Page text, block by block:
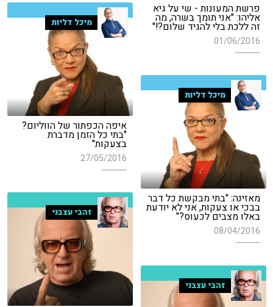
פרשת המעונות - שי על גיא
אליהו: "אני תומך בשרה, מה
זה ללכת בלי להגיד שלום?!"
01/06/2016
מיכל דליות
איפה הכפתור של הווליום?
"בתי כל הזמן מדברת
בצעקות"
27/05/2016
מיכל דליות
מאזינה: "בתי מבקשת כל דבר
בבכי או צעקות, אני לא יודעת
באלו מצבים לכעוס?"
08/04/2016
זהבי עצבני
זהבי עצבני